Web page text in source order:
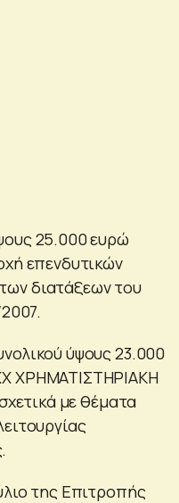
25.000 ευρώ
επενδυτικών
διατάξεων του
ύψους 23.000
ΧΡΗΜΑΤΙΣΤΗΡΙΑΚΗ
με θέματα
της Επιτροπής